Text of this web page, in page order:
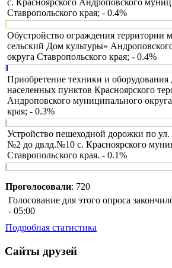
Ставропольского края; - 0.4%
Обустройство ограждения территории
сельский Дом культуры»
округа Ставропольского края; - 0.4%
Приобретение техники и оборудования
населенных пунктов Красноярского
Андроповского муниципального
края; - 0.3%
Устройство пешеходной дорожки по ул.
№2 до двлд.№10 с. Красноярского
Ставропольского края. - 0.1%
Проголосовали: 720
Голосование для этого опроса
- 05:00
Подробная статистика
Сайты друзей